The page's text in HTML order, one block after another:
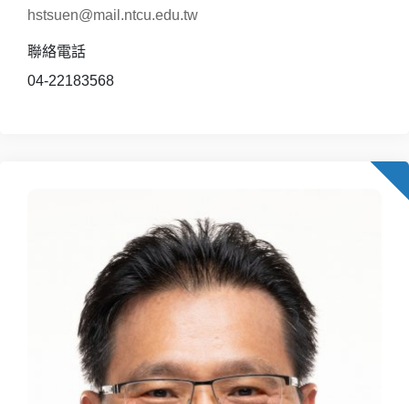
hstsuen@mail.ntcu.edu.tw
聯絡電話
04-22183568